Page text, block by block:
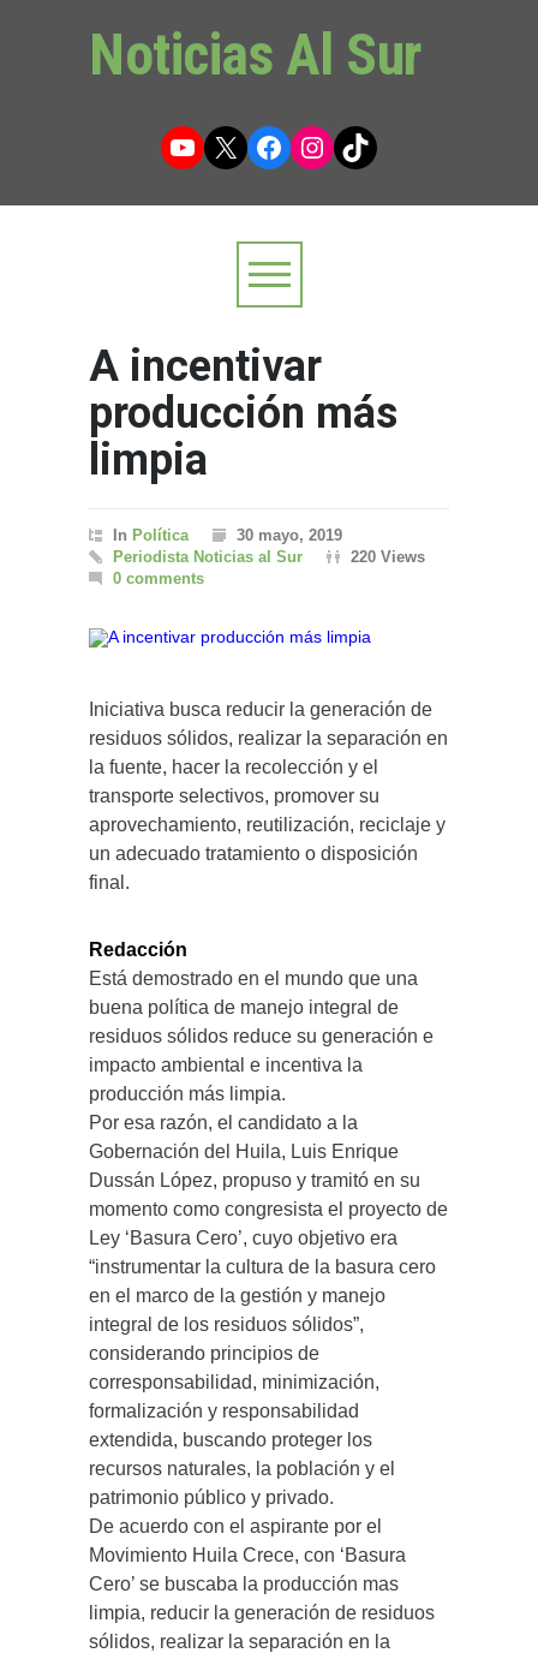
Noticias Al Sur
YouTube
X Facebook
Instagram
TikTok
A incentivar
producción más
limpia
In Política
30 mayo, 2019
Periodista Noticias al Sur
220 Views
0 comments
Iniciativa busca reducir la generación de
residuos sólidos, realizar la separación en
la fuente, hacer la recolección y el
transporte selectivos, promover su
aprovechamiento, reutilización, reciclaje y
un adecuado tratamiento o disposición
final.
Redacción
Está demostrado en el mundo que una
buena política de manejo integral de
residuos sólidos reduce su generación e
impacto ambiental e incentiva la
producción más limpia.
Por esa razón, el candidato a la
Gobernación del Huila, Luis Enrique
Dussán López, propuso y tramitó en su
momento como congresista el proyecto de
Ley ‘Basura Cero’, cuyo objetivo era
“instrumentar la cultura de la basura cero
en el marco de la gestión y manejo
integral de los residuos sólidos”,
considerando principios de
corresponsabilidad, minimización,
formalización y responsabilidad
extendida, buscando proteger los
recursos naturales, la población y el
patrimonio público y privado.
De acuerdo con el aspirante por el
Movimiento Huila Crece, con ‘Basura
Cero’ se buscaba la producción mas
limpia, reducir la generación de residuos
sólidos, realizar la separación en la